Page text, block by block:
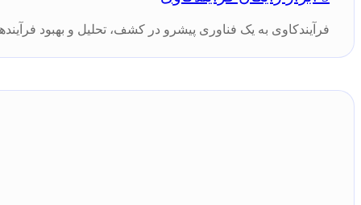
فرآیندکاوی به یک فناوری پیشرو در کشف، تحلیل و بهبود